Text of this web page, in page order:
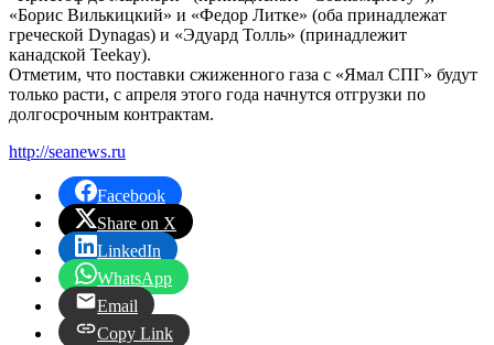
«Борис Вилькицкий» и «Федор Литке» (оба принадлежат
греческой Dynagas) и «Эдуард Толль» (принадлежит
канадской Teekay).
Отметим, что поставки сжиженного газа с «Ямал СПГ» будут
только расти, с апреля этого года начнутся отгрузки по
долгосрочным контрактам.
http://seanews.ru
Facebook
Share on X
LinkedIn
WhatsApp
Email
Copy Link